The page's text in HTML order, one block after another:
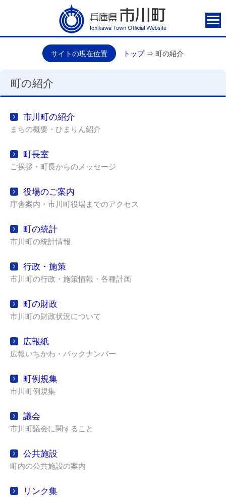
サイトの現在位置 トップ⇒ 町の紹介
町の紹介
市川町の紹介
まちの概要・ひまりん紹介
町長室
ご挨拶・町長からのメッセージ
役場のご案内
庁舎案内・市川町役場までのアクセス
町の統計
市川町の統計情報
行政・施策
市川町の行政・施策情報・各種計画
町の財政
市川町の財政状況について
広報紙
広報いちかわ・バックナンバー
町例規集
市川町例規集
議会
市川町議会に関すること
公共施設
町内の公共施設の案内
リンク集